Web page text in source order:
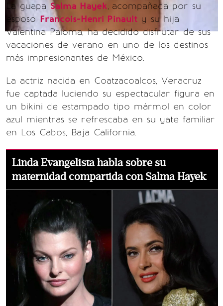
La guapaSalma Hayek, acompañada por su
esposo Francois-Henri Pinault y su hija
Valentina Paloma, ha decidido disfrutar de sus
vacaciones de verano en uno de los destinos
más impresionantes de México.
La actriz nacida en Coatzacoalcos, Veracruz
fue captada luciendo su espectacular figura en
un bikini de estampado tipo mármol en color
azul mientras se refrescaba en su yate familiar
en Los Cabos, Baja California.
Linda Evangelista habla sobre su
maternidad compartida con Salma Hayek